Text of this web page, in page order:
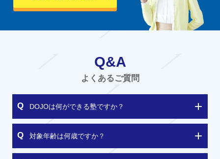
Q&A
よくあるご質問
DOJOは何ができる塾ですか？
対象年齢は何歳ですか？